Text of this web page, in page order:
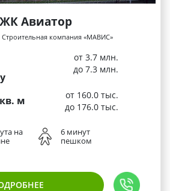
ЖК Авиатор
Строительная компания «МАВИС»
от 3.7 млн.
до 7.3 млн.
м
от 160.0 тыс.
до 176.0 тыс.
на
6 минут
пешком